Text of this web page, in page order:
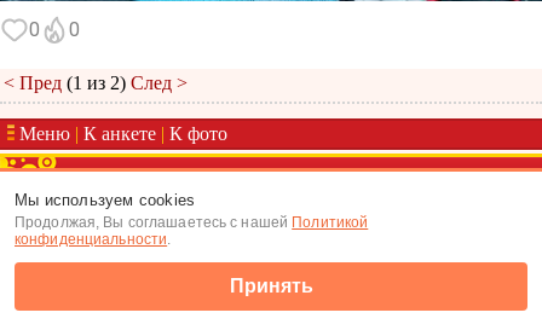
0 0
< Пред (1 из 2) След >
Меню | К анкете | К фото
(c) Tabor.ru 2026
Мы используем cookies
Продолжая, Вы соглашаетесь с нашей Политикой
конфиденциальности.
Принять